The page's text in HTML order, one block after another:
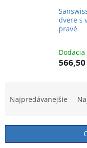
dvere s
pravé
n
i
Najpredávanejšie